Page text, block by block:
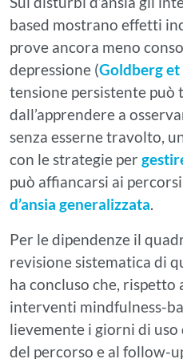
based mostrano effetti
prove ancora meno
depressione (Goldberg et
tensione persistente può
dall’apprendere a
senza esserne travolto,
con le strategie per
può affiancarsi ai
d’ansia generalizzata.
Per le dipendenze il
revisione sistematica di
ha concluso che,
interventi mindfulness-
lievemente i giorni di
del percorso e al follow-